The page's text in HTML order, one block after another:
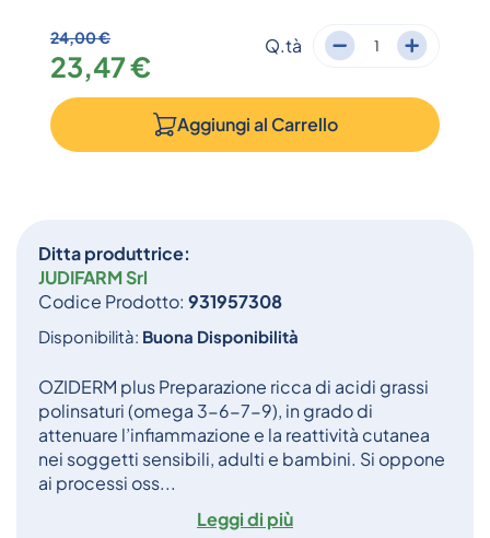
Ditta produttrice:
JUDIFARM Srl
Codice Prodotto: 931957308
Disponibilità: Buona Disponibilità
OZIDERM plus Preparazione ricca di acidi grassi
polinsaturi (omega 3-6-7-9), in grado di
attenuare l’infiammazione e la reattività cutanea
nei soggetti sensibili, adulti e bambini. Si oppone
ai processi oss...
Leggi di più
24,00 €
23,47 €
Q.tà
Aggiungi al Carrello